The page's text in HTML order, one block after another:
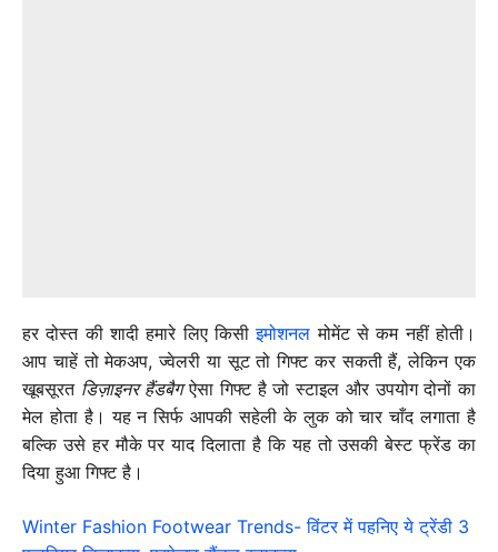
हर दोस्त की शादी हमारे लिए किसीइमोशनल मोमेंट से कम नहीं होती।
आप चाहें तो मेकअप, ज्वेलरी या सूट तो गिफ्ट कर सकती हैं, लेकिन एक
खूबसूरत डिज़ाइनर हैंडबैगऐसा गिफ्ट है जो स्टाइल और उपयोग दोनों का
मेल होता है। यह न सिर्फ आपकी सहेली के लुक को चार चाँद लगाता है
बल्कि उसे हर मौके पर याद दिलाता है कि यह तो उसकी बेस्ट फ्रेंड का
दिया हुआ गिफ्ट है।
Winter Fashion Footwear Trends- विंटर में पहनिए ये ट्रेंडी 3